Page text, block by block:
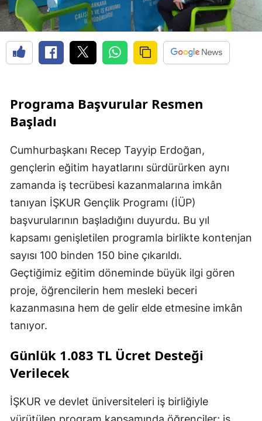
Programa Başvurular Resmen
Başladı
Cumhurbaşkanı Recep Tayyip Erdoğan,
gençlerin eğitim hayatlarını sürdürürken aynı
zamanda iş tecrübesi kazanmalarına imkân
tanıyan İŞKUR Gençlik Programı (İÜP)
başvurularının başladığını duyurdu. Bu yıl
kapsamı genişletilen programla birlikte kontenjan
sayısı 100 binden 150 bine çıkarıldı.
Geçtiğimiz eğitim döneminde büyük ilgi gören
proje, öğrencilerin hem mesleki beceri
kazanmasına hem de gelir elde etmesine imkân
tanıyor.
Günlük 1.083 TL Ücret Desteği
Verilecek
İŞKUR ve devlet üniversiteleri iş birliğiyle